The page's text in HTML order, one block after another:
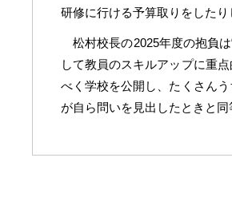
研修に行ける予算取りをした
松村校長の2025年度の抱負
して教員のスキルアップに重
べく学校を公開し、たくさん
が自ら問いを見出したときと